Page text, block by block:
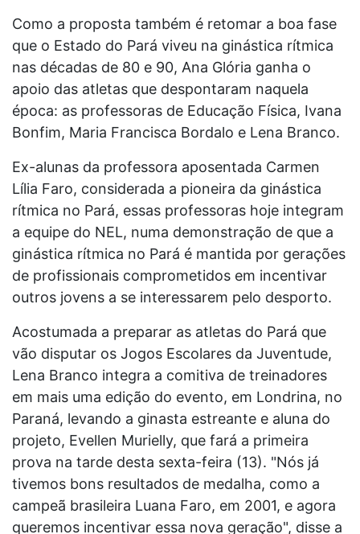
Como a proposta também é retomar a boa fase
que o Estado do Pará viveu na ginástica rítmica
nas décadas de 80 e 90, Ana Glória ganha o
apoio das atletas que despontaram naquela
época: as professoras de Educação Física, Ivana
Bonfim, Maria Francisca Bordalo e Lena Branco.
Ex-alunas da professora aposentada Carmen
Lília Faro, considerada a pioneira da ginástica
rítmica no Pará, essas professoras hoje integram
a equipe do NEL, numa demonstração de que a
ginástica rítmica no Pará é mantida por gerações
de profissionais comprometidos em incentivar
outros jovens a se interessarem pelo desporto.
Acostumada a preparar as atletas do Pará que
vão disputar os Jogos Escolares da Juventude,
Lena Branco integra a comitiva de treinadores
em mais uma edição do evento, em Londrina, no
Paraná, levando a ginasta estreante e aluna do
projeto, Evellen Murielly, que fará a primeira
prova na tarde desta sexta-feira (13). "Nós já
tivemos bons resultados de medalha, como a
campeã brasileira Luana Faro, em 2001, e agora
queremos incentivar essa nova geração", disse a